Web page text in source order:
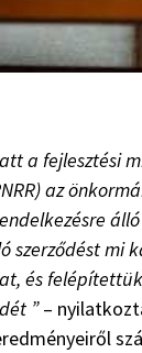
a
az
szerződést mi
és
”–